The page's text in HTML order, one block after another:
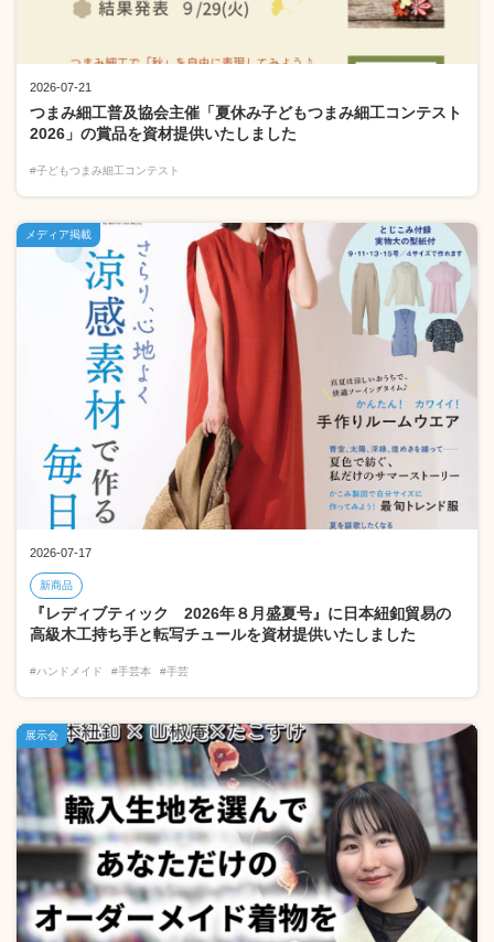
2026-07-21
つまみ細工普及協会主催「夏休み子どもつまみ細工コンテスト
2026」の賞品を資材提供いたしました
#子どもつまみ細工コンテスト
2026-07-17
新商品
『レディブティック 2026年８月盛夏号』に日本紐釦貿易の
高級木工持ち手と転写チュールを資材提供いたしました
#ハンドメイド #手芸本 #手芸
メディア掲載
展示会